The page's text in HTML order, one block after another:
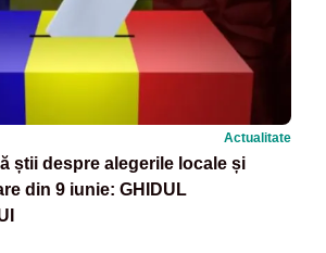
Actualitate
știi despre alegerile locale și
din 9 iunie: GHIDUL